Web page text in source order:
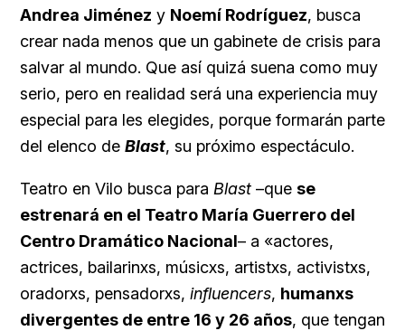
Andrea Jiménez y Noemí Rodríguez, busca
crear nada menos que un gabinete de crisis para
salvar al mundo. Que así quizá suena como muy
serio, pero en realidad será una experiencia muy
especial para les elegides, porque formarán parte
del elenco de Blast, su próximo espectáculo.
Teatro en Vilo busca para Blast –que se
estrenará en el Teatro María Guerrero del
Centro Dramático Nacional– a «actores,
actrices, bailarinxs, músicxs, artistxs, activistxs,
oradorxs, pensadorxs, influencers, humanxs
divergentes de entre 16 y 26 años, que tengan